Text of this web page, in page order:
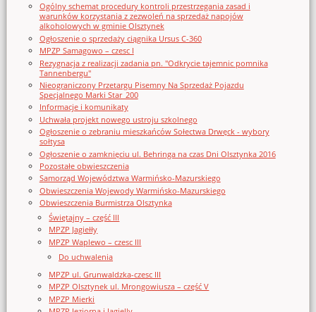
Ogólny schemat procedury kontroli przestrzegania zasad i
warunków korzystania z zezwoleń na sprzedaż napojów
alkoholowych w gminie Olsztynek
Ogłoszenie o sprzedaży ciągnika Ursus C-360
MPZP Samagowo – czesc I
Rezygnacja z realizacji zadania pn. "Odkrycie tajemnic pomnika
Tannenbergu"
Nieograniczony Przetargu Pisemny Na Sprzedaż Pojazdu
Specjalnego Marki Star_200
Informacje i komunikaty
Uchwała projekt nowego ustroju szkolnego
Ogłoszenie o zebraniu mieszkańców Sołectwa Drwęck - wybory
sołtysa
Ogłoszenie o zamknięciu ul. Behringa na czas Dni Olsztynka 2016
Pozostałe obwieszczenia
Samorząd Województwa Warmińsko-Mazurskiego
Obwieszczenia Wojewody Warmińsko-Mazurskiego
Obwieszczenia Burmistrza Olsztynka
Świętajny – część III
MPZP Jagiełły
MPZP Waplewo – czesc III
Do uchwalenia
MPZP ul. Grunwaldzka-czesc III
MPZP Olsztynek ul. Mrongowiusza – część V
MPZP Mierki